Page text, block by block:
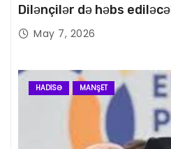
Dilənçilər də həbs
May 7, 2026
HADISƏ MANŞET